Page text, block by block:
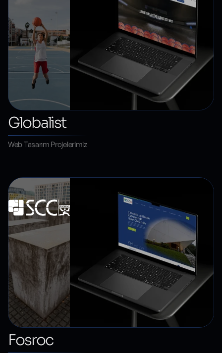
Globalist
Web Tasarım Projelerimiz
Fosroc